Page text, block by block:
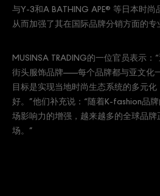
与Y-3和A BATHING APE® 等日本时尚
从而加强了其在国际品牌分销方面的专
MUSINSA TRADING的一位官员表示：
街头服饰品牌——每个品牌都与亚文化
目标是实现当地时尚生态系统的多元
好。”他们补充说：“随着K-fashion品
场影响力的增强，越来越多的全球品
场。”